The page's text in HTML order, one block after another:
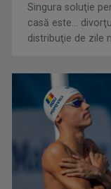
Cum ne-a
Singura soluţie
casă este...
distribuţie de zile